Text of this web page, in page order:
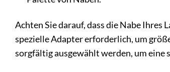
Achten Sie darauf, dass die Nabe
spezielle Adapter erforderlich, um
sorgfältig ausgewählt werden, um eine